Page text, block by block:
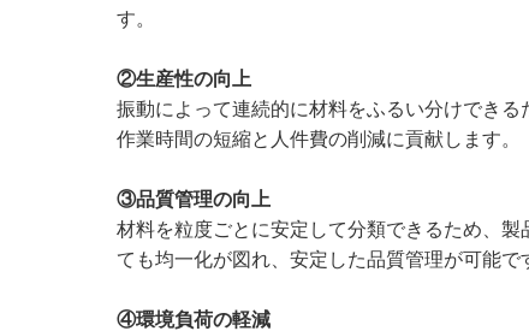
す。
②生産性の向上
振動によって連続的に材料をふるい分けでき
作業時間の短縮と人件費の削減に貢献します。
③品質管理の向上
材料を粒度ごとに安定して分類できるため、
ても均一化が図れ、安定した品質管理が可能で
④環境負荷の軽減